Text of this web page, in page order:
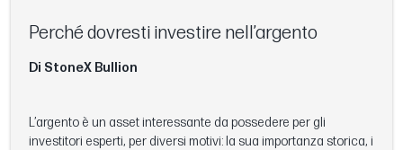
Perché dovresti investire nell’argento
Di StoneX Bullion
L’argento è un asset interessante da possedere per gli
investitori esperti, per diversi motivi: la sua importanza storica, i